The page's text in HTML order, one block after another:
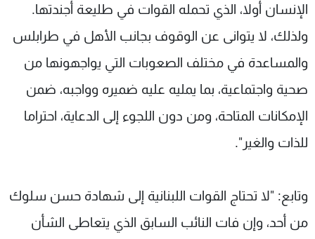
الإنسان أولا، الذي تحمله القوات في طليعة أجندتها.
ولذلك، لا يتوانى عن الوقوف بجانب الأهل في طرابلس
والمساعدة في مختلف الصعوبات التي يواجهونها من
صحية واجتماعية، بما يمليه عليه ضميره وواجبه، ضمن
الإمكانات المتاحة، ومن دون اللجوء إلى الدعاية، احتراما
للذات والغير".
وتابع: "لا تحتاج القوات اللبنانية إلى شهادة حسن سلوك
من أحد، وإن فات النائب السابق الذي يتعاطى الشأن